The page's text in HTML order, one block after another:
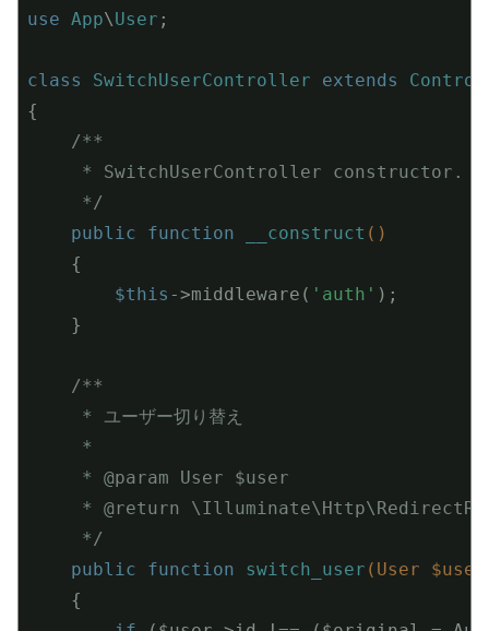
use App\User ;
class SwitchUserController extends
{
/**
     * SwitchUserController constructor.
     */
public
function __construct ()
{
$this ->middleware( 'auth' );
    }
/**
     * ユーザー切り替え
     *
     *
@param User $user
     *
@return
     */
public
function switch_user (User
{